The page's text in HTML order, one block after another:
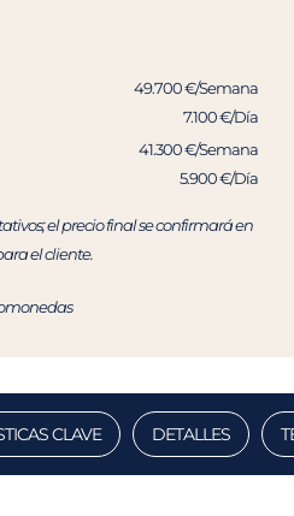
49.700 €/Semana
7.100 €/Día
41.300 €/Semana
5.900 €/Día
el precio final se confirmará en
el cliente.
CLAVE DETALLES